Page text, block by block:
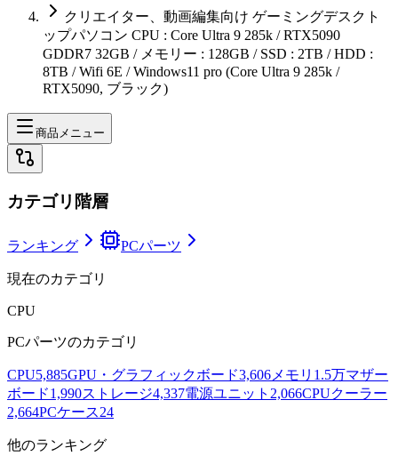
クリエイター、動画編集向け ゲーミングデスクト
ップパソコン CPU : Core Ultra 9 285k / RTX5090
GDDR7 32GB / メモリー : 128GB / SSD : 2TB / HDD :
8TB / Wifi 6E / Windows11 pro (Core Ultra 9 285k /
RTX5090, ブラック)
商品メニュー
カテゴリ階層
ランキング PCパーツ
現在のカテゴリ
CPU
PCパーツのカテゴリ
CPU5,885GPU・グラフィックボード3,606メモリ 1.5万マザー
ボード1,990ストレージ4,337電源ユニット 2,066CPUクーラー
2,664PCケース24
他のランキング